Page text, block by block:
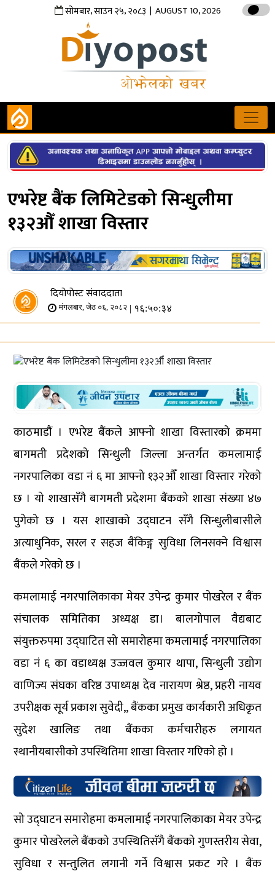
सोमबार,साउन२५,२०८३ | AUGUST 10, 2026
एभरेष्ट बैंक लिमिटेडको सिन्धुलीमा
१३२औँ शाखा विस्तार
दियोपोस्ट संवाददाता
मंगलबार, जेठ ०६, २०८२ | १६:५०:३४
काठमाडाैं । एभरेष्ट बैंकले आफ्नो शाखा विस्तारको क्रममा
बागमती प्रदेशको सिन्धुली जिल्ला अन्तर्गत कमलामाई
नगरपालिका वडा नं ६ मा आफ्नो १३२औँ शाखा विस्तार गरेको
छ । यो शाखासँगै बागमती प्रदेशमा बैंकको शाखा संख्या ४७
पुगेको छ । यस शाखाको उद्घाटन सँगै सिन्धुलीबासीले
अत्याधुनिक, सरल र सहज बैंकिङ्ग सुविधा लिनसक्ने विश्वास
बैंकले गरेको छ ।
कमलामाई नगरपालिकाका मेयर उपेन्द्र कुमार पोखरेल र बैंक
संचालक समितिका अध्यक्ष डा। बालगोपाल वैद्यबाट
संयुक्तरुपमा उद्घाटित सो समारोहमा कमलामाई नगरपालिका
वडा नं ६ का वडाध्यक्ष उज्जवल कुमार थापा, सिन्धुली उद्योग
वाणिज्य संघका वरिष्ठ उपाध्यक्ष देव नारायण श्रेष्ठ, प्रहरी नायव
उपरीक्षक सूर्य प्रकाश सुवेदी,, बैंकका प्रमुख कार्यकारी अधिकृत
सुदेश खालिङ तथा बैंकका कर्मचारीहरु लगायत
स्थानीयबासीको उपस्थितिमा शाखा विस्तार गएिको हो ।
सो उद्घाटन समारोहमा कमलामाई नगरपालिकाका मेयर उपेन्द्र
कुमार पोखरेलले बैंकको उपस्थितिसँगै बैंकको गुणस्तरीय सेवा,
सुविधा र सन्तुलित लगानी गर्ने विश्वास प्रकट गरे । बैंक